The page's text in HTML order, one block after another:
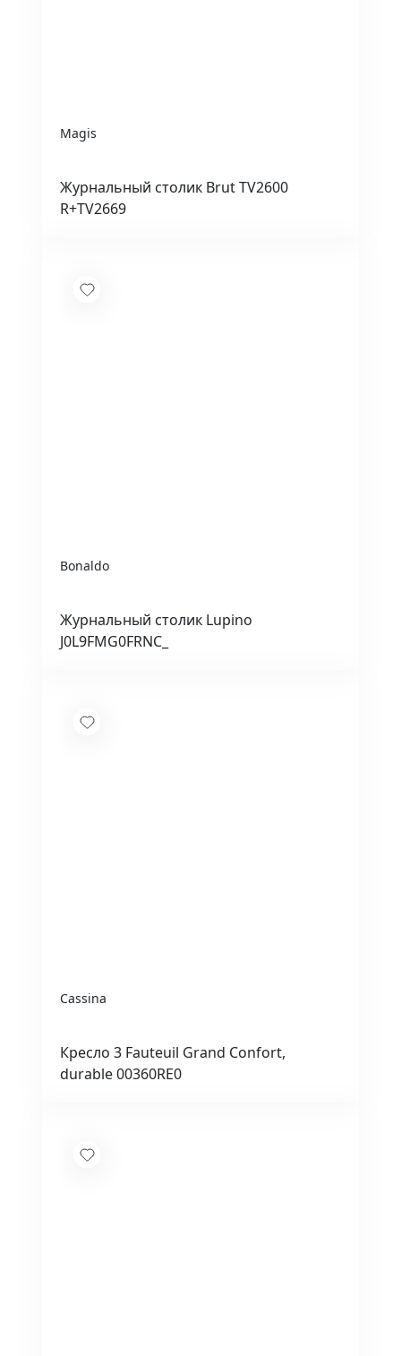
Magis
Журнальный столик Brut TV2600
R+TV2669
Bonaldo
Журнальный столик Lupino
J0L9FMG0FRNC_
Cassina
Кресло 3 Fauteuil Grand Confort,
durable 00360RE0